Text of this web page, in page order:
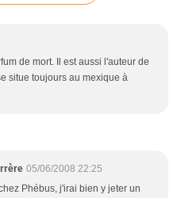
de mort. Il est aussi l'auteur de
situe toujours au mexique à
05/06/2008 22:25
Phébus, j'irai bien y jeter un